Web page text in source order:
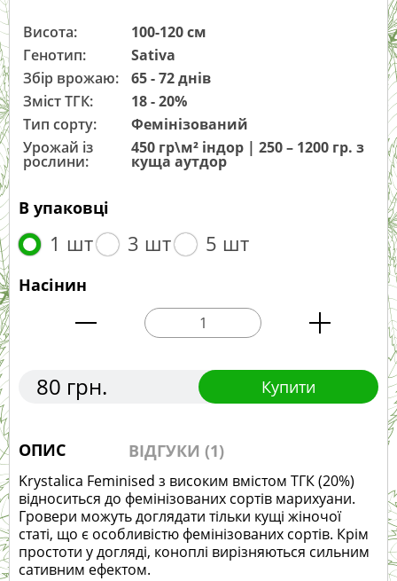
Висота:
100-120 см
Генотип:
Sativa
Збір врожаю:
65 - 72 днів
Зміст ТГК:
18 - 20%
Тип сорту:
Фемінізований
Урожай із
рослини:
450 гр\м² індор | 250 – 1200 гр. з
куща аутдор
В упаковці
1 шт 3 шт 5 шт
Насінин
80 грн. Купити
ОПИС ВІДГУКИ (1)
Krystalica Feminised з високим вмістом ТГК (20%)
відноситься до фемінізованих сортів марихуани.
Гровери можуть доглядати тільки кущі жіночої
статі, що є особливістю фемінізованих сортів. Крім
простоти у догляді, коноплі вирізняються сильним
сативним ефектом.